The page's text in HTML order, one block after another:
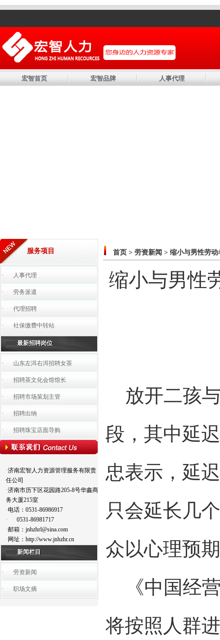
宏智首页 宏智品牌 人事代理
服务项目
· 人事代理
· 劳务派遣
· 代理招聘
· 社保缴费中转站
最新招聘岗位
· 山东左洱右洱招聘女茶
· 招聘茶文化会馆馆长
· 招聘市场策划主管
· 招聘出纳
· 招聘珠宝店面导购
·济南宏智人力资源管理服务有限责
任公司
·济南市历下区花园路205-8号华鑫商
务大厦215室
·电话：0531-86986917
· 0531-86981717
·邮箱：jnhzhrl@sina.com
· 网址：http://www.jnhzhr.cn
新闻栏目
· 劳资新闻
· 职场文摘
首页 > 劳资新闻 > 缩小与男性劳
缩小与男性
放开二孩与
段，其中延
忠表示，延
只会延长几
众以心理预
《中国经营
将按照人群